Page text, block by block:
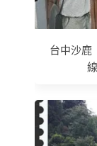
台中沙鹿